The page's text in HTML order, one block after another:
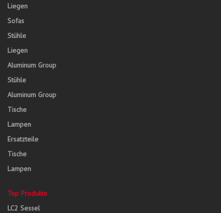
Liegen
Sofas
Stühle
Liegen
Aluminum Group
Stühle
Aluminum Group
Tische
Lampen
Ersatzteile
Tische
Lampen
Top Produkte
LC2 Sessel